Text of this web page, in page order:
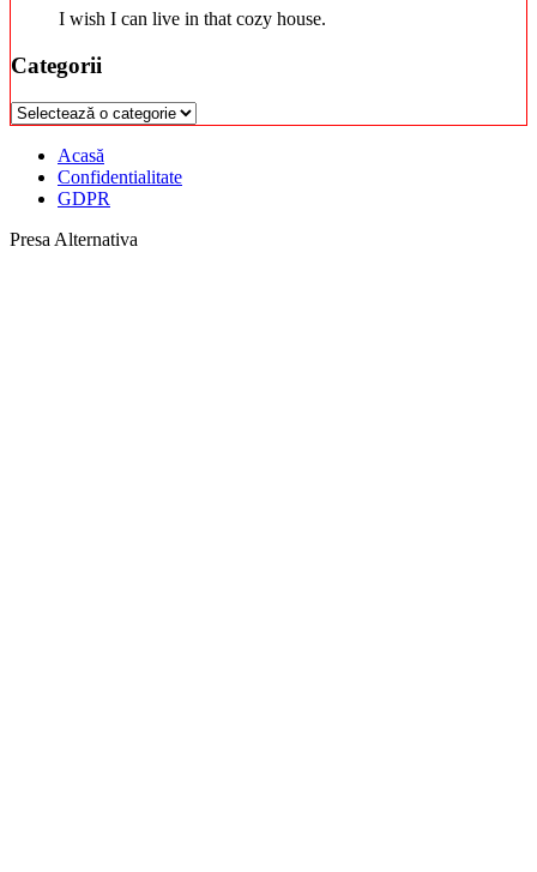
I wish I can live in that cozy house.
Categorii
Categorii
Acasă
Confidentialitate
GDPR
Presa Alternativa